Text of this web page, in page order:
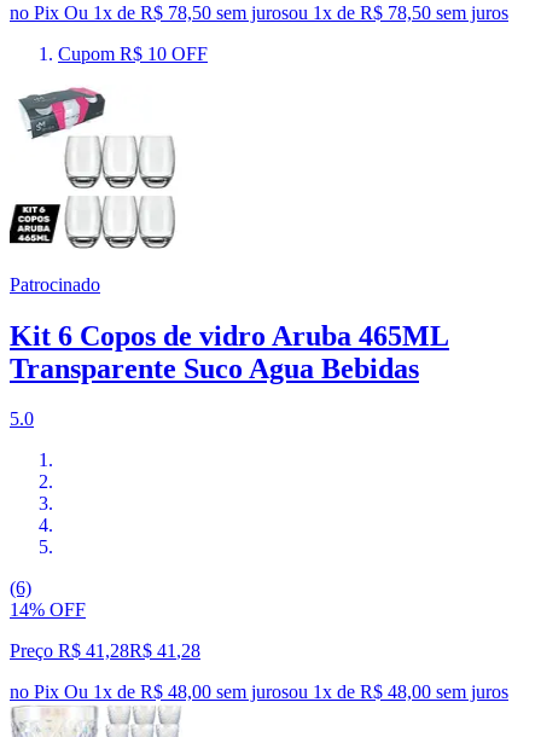
no Pix Ou 1x de R$ 78,50 sem jurosou 1x de R$ 78,50 sem juros
Cupom R$ 10 OFF
Patrocinado
Kit 6 Copos de vidro Aruba 465ML
Transparente Suco Agua Bebidas
5.0
(6)
14% OFF
Preço R$ 41,28R$ 41,28
no Pix Ou 1x de R$ 48,00 sem jurosou 1x de R$ 48,00 sem juros